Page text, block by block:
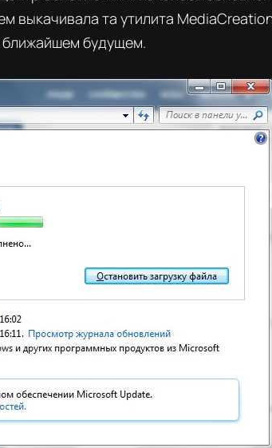
выкачивала та утилита
ближайшем будущем.